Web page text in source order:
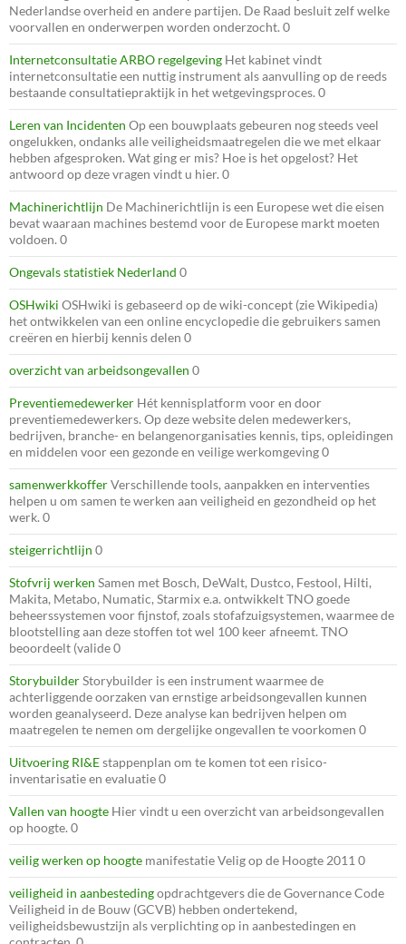
Nederlandse overheid en andere partijen. De Raad besluit zelf welke
voorvallen en onderwerpen worden onderzocht. 0
Internetconsultatie ARBO regelgeving Het kabinet vindt
internetconsultatie een nuttig instrument als aanvulling op de reeds
bestaande consultatiepraktijk in het wetgevingsproces. 0
Leren van Incidenten Op een bouwplaats gebeuren nog steeds veel
ongelukken, ondanks alle veiligheidsmaatregelen die we met elkaar
hebben afgesproken. Wat ging er mis? Hoe is het opgelost? Het
antwoord op deze vragen vindt u hier. 0
Machinerichtlijn De Machinerichtlijn is een Europese wet die eisen
bevat waaraan machines bestemd voor de Europese markt moeten
voldoen. 0
Ongevals statistiek Nederland 0
OSHwiki OSHwiki is gebaseerd op de wiki-concept (zie Wikipedia)
het ontwikkelen van een online encyclopedie die gebruikers samen
creëren en hierbij kennis delen 0
overzicht van arbeidsongevallen 0
Preventiemedewerker Hét kennisplatform voor en door
preventiemedewerkers. Op deze website delen medewerkers,
bedrijven, branche- en belangenorganisaties kennis, tips, opleidingen
en middelen voor een gezonde en veilige werkomgeving 0
samenwerkkofferVerschillende tools, aanpakken en interventies
helpen u om samen te werken aan veiligheid en gezondheid op het
werk. 0
steigerrichtlijn 0
Stofvrij werken Samen met Bosch, DeWalt, Dustco, Festool, Hilti,
Makita, Metabo, Numatic, Starmix e.a. ontwikkelt TNO goede
beheerssystemen voor fijnstof, zoals stofafzuigsystemen, waarmee de
blootstelling aan deze stoffen tot wel 100 keer afneemt. TNO
beoordeelt (valide 0
StorybuilderStorybuilder is een instrument waarmee de
achterliggende oorzaken van ernstige arbeidsongevallen kunnen
worden geanalyseerd. Deze analyse kan bedrijven helpen om
maatregelen te nemen om dergelijke ongevallen te voorkomen 0
Uitvoering RI&Estappenplan om te komen tot een risico-
inventarisatie en evaluatie 0
Vallen van hoogte Hier vindt u een overzicht van arbeidsongevallen
op hoogte. 0
veilig werken op hoogte manifestatie Velig op de Hoogte 2011 0
veiligheid in aanbestedingopdrachtgevers die de Governance Code
Veiligheid in de Bouw (GCVB) hebben ondertekend,
veiligheidsbewustzijn als verplichting op in aanbestedingen en